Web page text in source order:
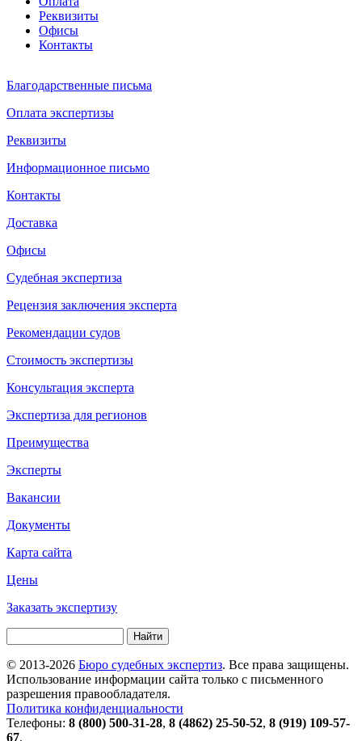
Реквизиты
Офисы
Контакты
Благодарственные письма
Оплата экспертизы
Реквизиты
Информационное письмо
Контакты
Доставка
Офисы
Судебная экспертиза
Рецензия заключения эксперта
Рекомендации судов
Стоимость экспертизы
Консультация эксперта
Экспертиза для регионов
Преимущества
Эксперты
Вакансии
Документы
Карта сайта
Цены
Заказать экспертизу
© 2013-2026 Бюро судебных экспертиз. Все права защищены.
Использование информации сайта только с письменного
разрешения правообладателя.
Политика конфиденциальности
Телефоны: 8 (800) 500-31-28, 8 (4862) 25-50-52, 8 (919) 109-57-
67.